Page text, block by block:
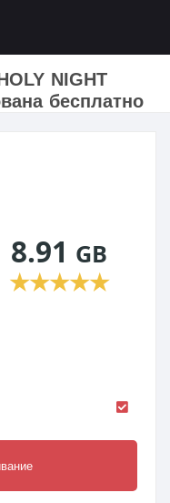
NIGHT
бесплатно
8.91 GB
★★★★★